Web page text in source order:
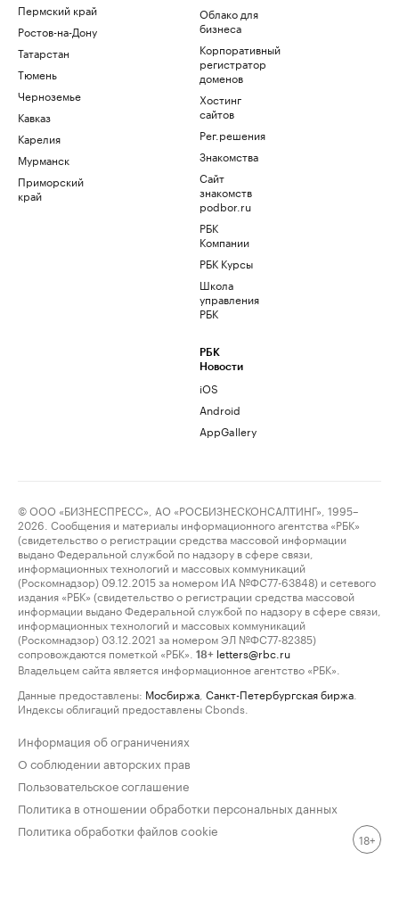
Пермский край
Ростов-на-Дону
Татарстан
Тюмень
Черноземье
Кавказ
Карелия
Мурманск
Приморский
край
Облако для
бизнеса
Корпоративный
регистратор
доменов
Хостинг
сайтов
Рег.решения
Знакомства
Сайт
знакомств
podbor.ru
РБК
Компании
РБК Курсы
Школа
управления
РБК
РБК
Новости
iOS
Android
AppGallery
© ООО «БИЗНЕСПРЕСС», АО «РОСБИЗНЕСКОНСАЛТИНГ», 1995–
2026. Сообщения и материалы информационного агентства «РБК»
(свидетельство о регистрации средства массовой информации
выдано Федеральной службой по надзору в сфере связи,
информационных технологий и массовых коммуникаций
(Роскомнадзор) 09.12.2015 за номером ИА №ФС77-63848) и сетевого
издания «РБК» (свидетельство о регистрации средства массовой
информации выдано Федеральной службой по надзору в сфере связи,
информационных технологий и массовых коммуникаций
(Роскомнадзор) 03.12.2021 за номером ЭЛ №ФС77-82385)
сопровождаются пометкой «РБК».
18+ letters@rbc.ru
Владельцем сайта является информационное агентство «РБК».
Данные предоставлены: Мосбиржа Санкт-Петербургская биржа
Индексы облигаций предоставлены Cbonds.
Информация об ограничениях
О соблюдении авторских прав
Пользовательское соглашение
Политика в отношении обработки персональных данных
Политика обработки файлов cookie
18+